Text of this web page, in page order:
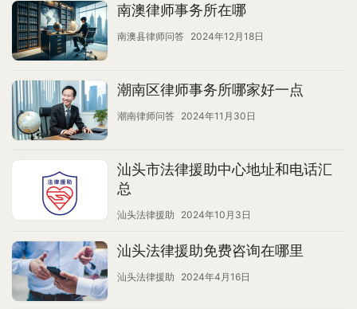
南澳律师事务所在哪
南澳县律师问答 2024年12月18日
潮南区律师事务所哪家好一点
潮南律师问答 2024年11月30日
汕头市法律援助中心地址和电话汇
总
汕头法律援助 2024年10月3日
汕头法律援助免费咨询在哪里
汕头法律援助 2024年4月16日